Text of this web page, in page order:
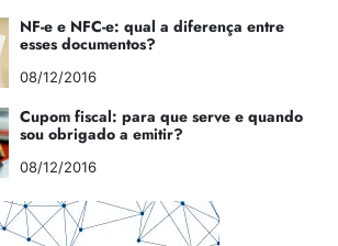
NF-e e NFC-e: qual a diferença entre
esses documentos?
08/12/2016
Cupom fiscal: para que serve e quando
sou obrigado a emitir?
08/12/2016